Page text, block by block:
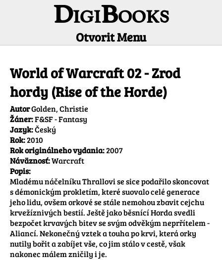
DigiBooks
Otvorit Menu
World of Warcraft 02 - Zrod
hordy (Rise of the Horde)
AutorGolden, Christie
Žáner:F&SF - Fantasy
Jazyk:Český
Rok:2010
Rok originálneho vydania:2007
Náväznosť:Warcraft
Popis:
Mladému náčelníku Thrallovi se sice podařilo skoncovat
s démonickým prokletím, které suovalo celé generace
jeho lidu, ovšem orkové se stále nemohou zbavit cejchu
krvežíznivých bestií. Ještě jako běsnící Horda svedli
bezpočet krvavých bitev se svým odvěkým neprřítelem -
Aliancí. Nekonečný vztek a touha po krvi, která orky
nutily bořit a zabíjet vše, co jim stálo v cestě, však
nakonec málem zničily i je.